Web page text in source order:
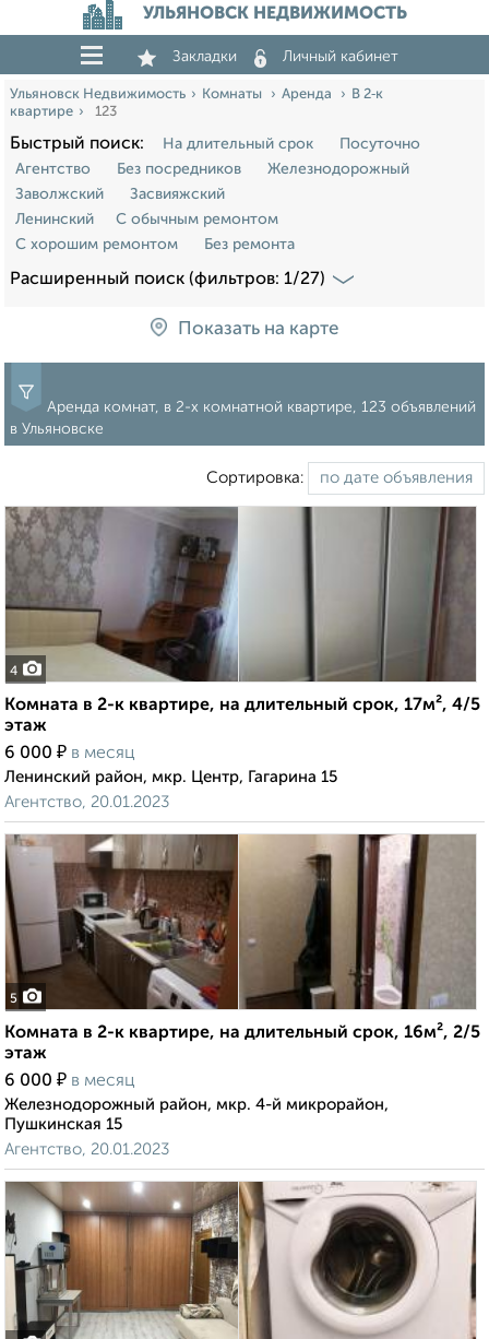
УЛЬЯНОВСК НЕДВИЖИМОСТЬ
Закладки Личный кабинет
Ульяновск Недвижимость Комнаты Аренда
В 2‑к
квартире
123
Быстрый поиск: На длительный срок
Посуточно
Агентство
Без посредников
Железнодорожный
Заволжский
Засвияжский
Ленинский
С обычным ремонтом
С хорошим ремонтом
Без ремонта
Расширенный поиск (фильтров: 1/27)
Показать на карте
Аренда комнат, в 2-х комнатной квартире, 123 объявлений
в Ульяновске
Сортировка:
4
Комната в 2-к квартире, на длительный срок, 17м², 4/5
этаж
6 000 ₽ в месяц
Ленинский район, мкр. Центр, Гагарина 15
Агентство, 20.01.2023
5
Комната в 2-к квартире, на длительный срок, 16м², 2/5
этаж
6 000 ₽ в месяц
Железнодорожный район, мкр. 4-й микрорайон,
Пушкинская 15
Агентство, 20.01.2023